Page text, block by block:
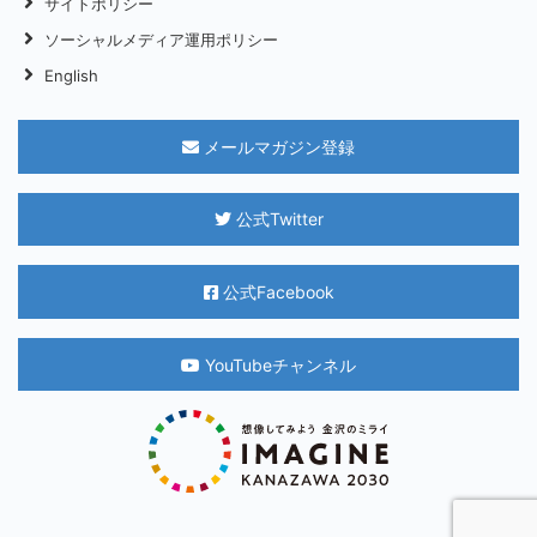
ソーシャルメディア運用ポリシー
English
メールマガジン登録
公式Twitter
公式Facebook
YouTubeチャンネル